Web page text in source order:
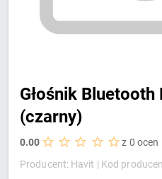
Głośnik
(czarny)
0.00
z 0 ocen
Producent: Havit | Kod